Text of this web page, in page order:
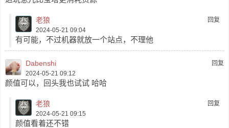
回复
老狼
2024-05-21 09:04
有可能，不过机器就放一个站点，不理他
回复
Dabenshi
2024-05-21 09:12
颜值可以，回头我也试试 哈哈
回复
老狼
2024-05-21 09:15
颜值看着还不错